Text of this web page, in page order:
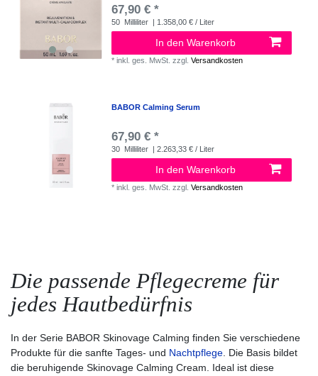
67,90 € *
50 Milliliter | 1.358,00 € / Liter
In den Warenkorb
*inkl. ges. MwSt. zzgl.Versandkosten
BABOR Calming Serum
67,90 € *
30 Milliliter | 2.263,33 € / Liter
In den Warenkorb
*inkl. ges. MwSt. zzgl.Versandkosten
Die passende Pflegecreme für
jedes Hautbedürfnis
In der Serie BABOR Skinovage Calming finden Sie verschiedene
Produkte für die sanfte Tages- und Nachtpflege . Die Basis bildet
die beruhigende Skinovage Calming Cream. Ideal ist diese